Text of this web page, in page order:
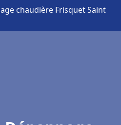
chaudière Frisquet Saint